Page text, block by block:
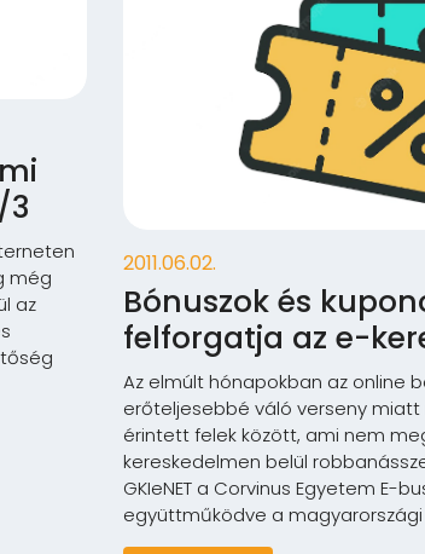
3
még
az
2011.06.02.
Bónuszok és
felforgatja az e-
Az elmúlt hónapokban az online
erőteljesebbé váló verseny
érintett felek között, ami nem
kereskedelmen belül
GKIeNET a Corvinus Egyetem E-
együttműködve a magyarországi